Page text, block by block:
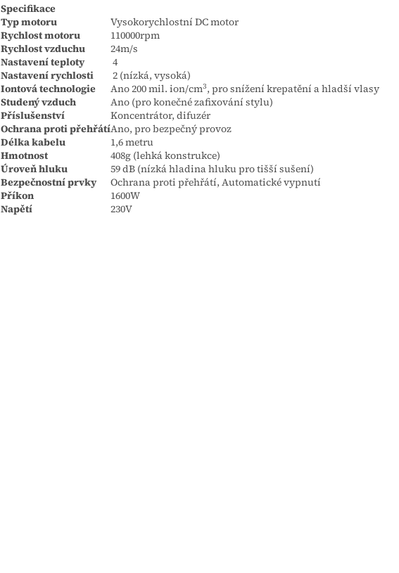
Specifikace
Typ motoru
Vysokorychlostní DC motor
Rychlost motoru
110000rpm
Rychlost vzduchu
24m/s
Nastavení teploty
4
Nastavení rychlosti
2 (nízká, vysoká)
Iontová technologie
Ano 200 mil. ion/cm3, pro snížení krepatění a hladší vlasy
Studený vzduch
Ano (pro konečné zafixování stylu)
Příslušenství
Koncentrátor, difuzér
Ochrana proti přehřátíAno, pro bezpečný provoz
Délka kabelu
1,6 metru
Hmotnost
408g (lehká konstrukce)
Úroveň hluku
59 dB (nízká hladina hluku pro tišší sušení)
Bezpečnostní prvky
Ochrana proti přehřátí, Automatické vypnutí
Příkon
1600W
Napětí
230V